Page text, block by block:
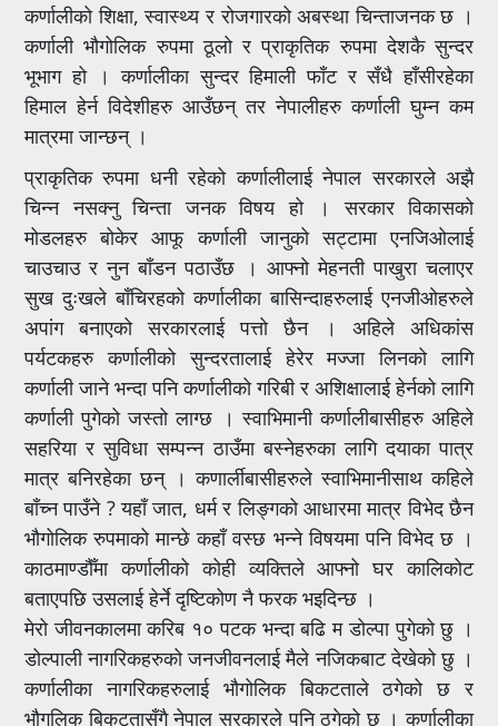
कर्णालीको शिक्षा, स्वास्थ्य र रोजगारको अबस्था चिन्ताजनक छ ।
कर्णाली भौगोलिक रुपमा ठूलो र प्राकृतिक रुपमा देशकै सुन्दर
भूभाग हो । कर्णालीका सुन्दर हिमाली फाँट र सँधै हाँसीरहेका
हिमाल हेर्न विदेशीहरु आउँछन् तर नेपालीहरु कर्णाली घुम्न कम
मात्रमा जान्छन् ।
प्राकृतिक रुपमा धनी रहेको कर्णालीलाई नेपाल सरकारले अझै
चिन्न नसक्नु चिन्ता जनक विषय हो । सरकार विकासको
मोडलहरु बोकेर आफू कर्णाली जानुको सट्टामा एनजिओलाई
चाउचाउ र नुन बाँडन पठाउँछ । आफ्नो मेहनती पाखुरा चलाएर
सुख दुःखले बाँचिरहको कर्णालीका बासिन्दाहरुलाई एनजीओहरुले
अपांग बनाएको सरकारलाई पत्तो छैन । अहिले अधिकांस
पर्यटकहरु कर्णालीको सुन्दरतालाई हेरेर मज्जा लिनको लागि
कर्णाली जाने भन्दा पनि कर्णालीको गरिबी र अशिक्षालाई हेर्नको लागि
कर्णाली पुगेको जस्तो लाग्छ । स्वाभिमानी कर्णालीबासीहरु अहिले
सहरिया र सुविधा सम्पन्न ठाउँमा बस्नेहरुका लागि दयाका पात्र
मात्र बनिरहेका छन् । कणार्लीबासीहरुले स्वाभिमानीसाथ कहिले
बाँच्न पाउँने ? यहाँ जात, धर्म र लिङ्गको आधारमा मात्र विभेद छैन
भौगोलिक रुपमाको मान्छे कहाँ वस्छ भन्ने विषयमा पनि विभेद छ ।
काठमाण्डौँमा कर्णालीको कोही व्यक्तिले आफ्नो घर कालिकोट
बताएपछि उसलाई हेर्ने दृष्टिकोण नै फरक भइदिन्छ ।
मेरो जीवनकालमा करिब १० पटक भन्दा बढि म डोल्पा पुगेको छु ।
डोल्पाली नागरिकहरुको जनजीवनलाई मैले नजिकबाट देखेको छु ।
कर्णालीका नागरिकहरुलाई भौगोलिक बिकटताले ठगेको छ र
भौगलिक बिकटतासँगै नेपाल सरकारले पनि ठगेको छ । कर्णालीका